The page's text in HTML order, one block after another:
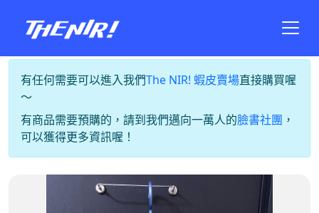
有任何需要可以進入我們The NIR! 蝦皮賣場直接購買喔
～
有商品需要預購的，請到我們邁向一萬人的臉書社團 ，
可以獲得更多資訊喔！